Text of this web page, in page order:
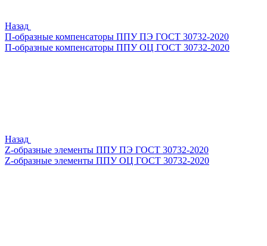
Назад
П-образные компенсаторы ППУ ПЭ ГОСТ 30732-2020
П-образные компенсаторы ППУ ОЦ ГОСТ 30732-2020
Назад
Z-образные элементы ППУ ПЭ ГОСТ 30732-2020
Z-образные элементы ППУ ОЦ ГОСТ 30732-2020